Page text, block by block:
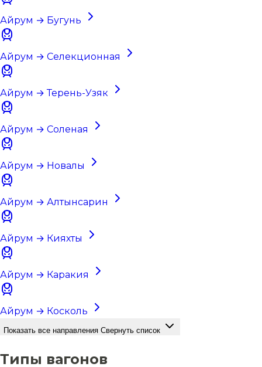
Айрум → Бугунь
Айрум → Селекционная
Айрум → Терень-Узяк
Айрум → Соленая
Айрум → Новалы
Айрум → Алтынсарин
Айрум → Кияхты
Айрум → Каракия
Айрум → Коскoль
Показать все направления Свернуть список
Типы вагонов